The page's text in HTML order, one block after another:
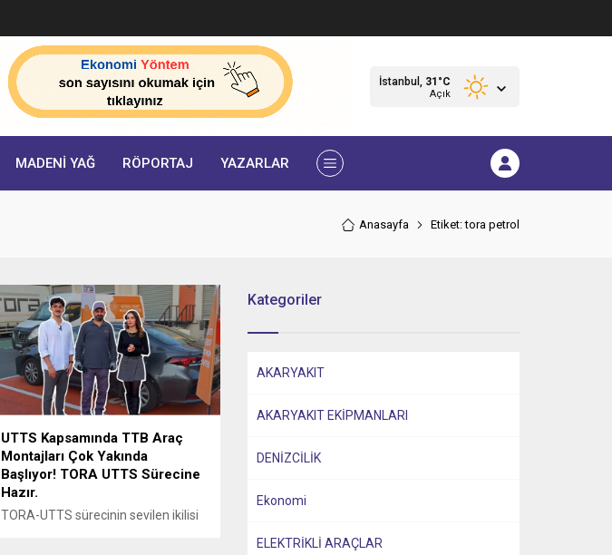
İstanbul, 31 °C
Açık
MADENİ YAĞ RÖPORTAJ YAZARLAR
Anasayfa Etiket: tora petrol
UTTS Kapsamında TTB Araç
Montajları Çok Yakında
Başlıyor! TORA UTTS Sürecine
Hazır.
TORA-UTTS sürecinin sevilen ikilisi
Kategoriler
AKARYAKIT
AKARYAKIT EKİPMANLARI
DENİZCİLİK
Ekonomi
ELEKTRİKLİ ARAÇLAR